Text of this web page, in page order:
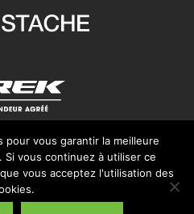
pour vous garantir la meilleure
vous continuez à utiliser ce
vous acceptez l'utilisation des